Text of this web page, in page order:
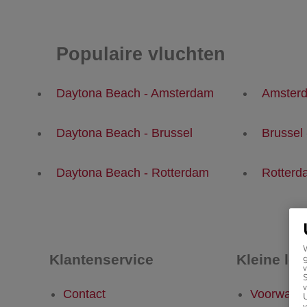
Populaire vluchten
Daytona Beach - Amsterdam
Daytona Beach - Brussel Brussel
Daytona Beach - Rotterdam
Klantenservice
Contact
Kleine